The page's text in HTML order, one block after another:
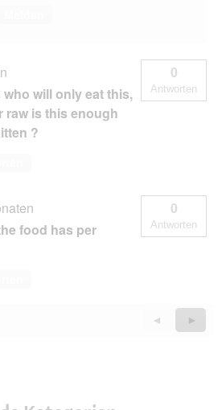
will only eat this,
raw is this enough
?
0
Antworten
food has per
0
Antworten
Zurück
Questions
◄
Weiter
►